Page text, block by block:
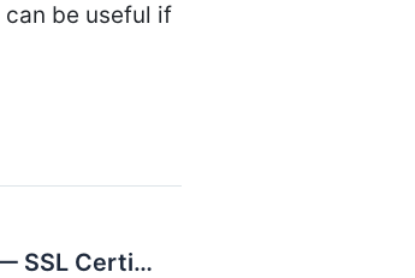
can be useful if
SSL Zen — SSL Certificate Installer & HTTPS Redirects